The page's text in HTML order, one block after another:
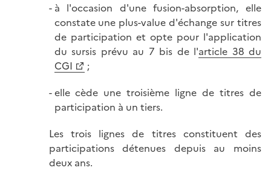
à l'occasion d'une fusion-absorption, elle
constate une plus-value d'échange sur titres
de participation et opte pour l'application
du sursis prévu au 7 bis de l'article 38 du
CGI
;
elle cède une troisième ligne de titres de
participation à un tiers.
Les trois lignes de titres constituent des
participations détenues depuis au moins
deux ans.